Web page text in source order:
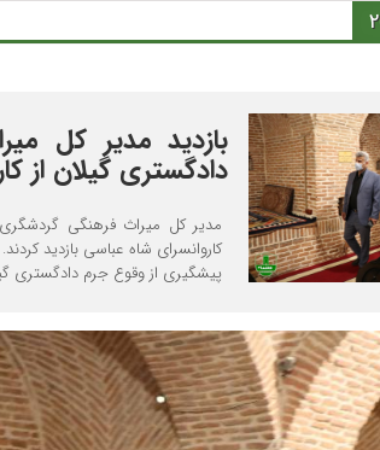
بازدید مدیر کل
دادگستری گیلان از
مدیر کل میراث فرهنگی
کاروانسرای شاه عباسی بازدید
پیشگیری از وقوع جرم دادگستری